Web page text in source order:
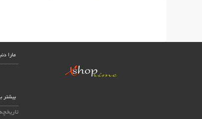
مارا
بیشتر